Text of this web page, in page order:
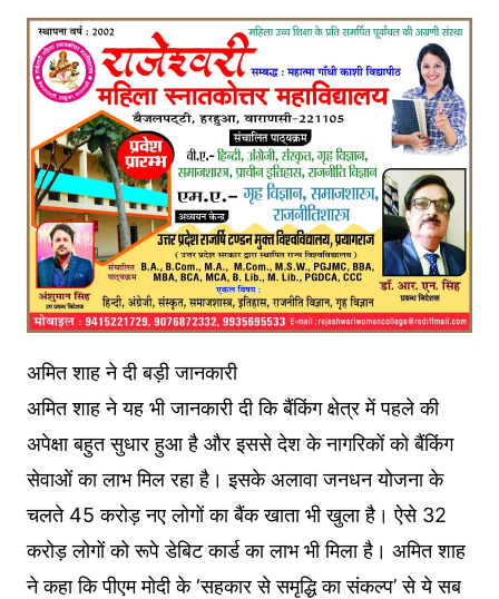
अमित शाह ने दी बड़ी जानकारी
अमित शाह ने यह भी जानकारी दी कि बैंकिंग क्षेत्र में पहले की
अपेक्षा बहुत सुधार हुआ है और इससे देश के नागरिकों को बैंकिंग
सेवाओं का लाभ मिल रहा है। इसके अलावा जनधन योजना के
चलते 45 करोड़ नए लोगों का बैंक खाता भी खुला है। ऐसे 32
करोड़ लोगों को रूपे डेबिट कार्ड का लाभ भी मिला है। अमित शाह
ने कहा कि पीएम मोदी के ‘सहकार से समृद्धि का संकल्प’ से ये सब